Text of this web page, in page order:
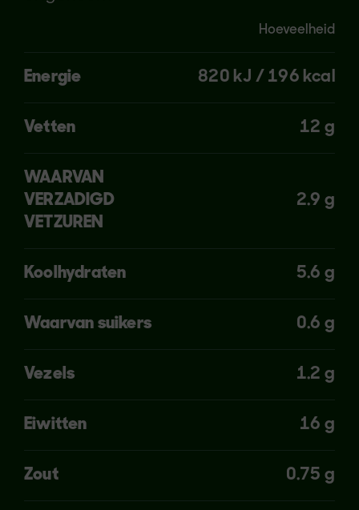
Hoeveelheid
Energie 820 kJ / 196 kcal
Vetten 12 g
WAARVAN
VERZADIGD
VETZUREN
2.9 g
Koolhydraten 5.6 g
Waarvan suikers 0.6 g
Vezels 1.2 g
Eiwitten 16 g
Zout 0.75 g